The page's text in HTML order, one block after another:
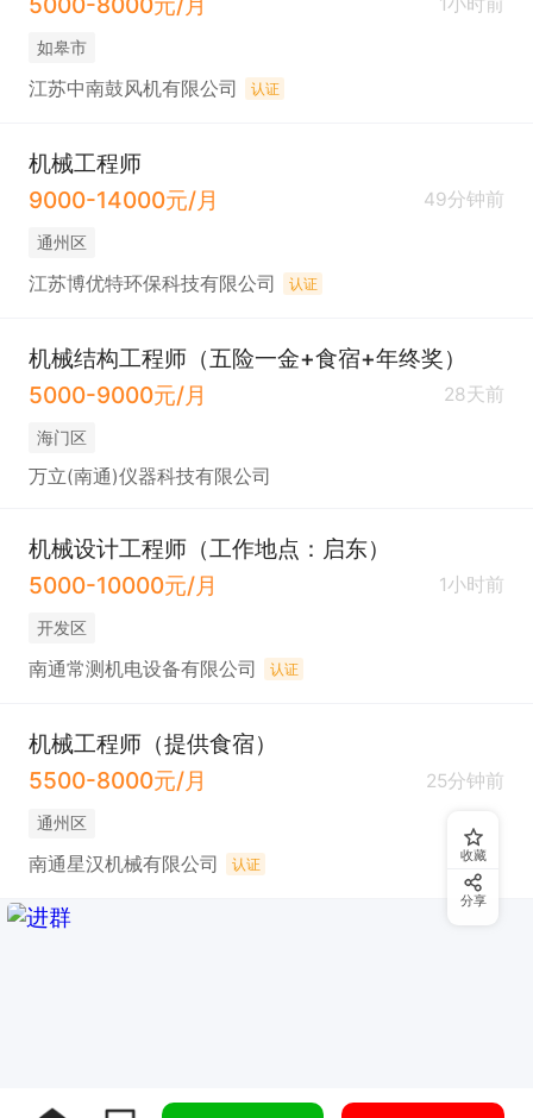
如皋市
江苏中南鼓风机有限公司 认证
机械工程师
9000-14000元/月
49分钟前
通州区
江苏博优特环保科技有限公司 认证
机械结构工程师（五险一金+食宿+年终奖）
5000-9000元/月
28天前
海门区
万立(南通)仪器科技有限公司
机械设计工程师（工作地点：启东）
5000-10000元/月
1小时前
开发区
南通常测机电设备有限公司 认证
机械工程师（提供食宿）
5500-8000元/月
25分钟前
通州区
南通星汉机械有限公司 认证 收藏
分享